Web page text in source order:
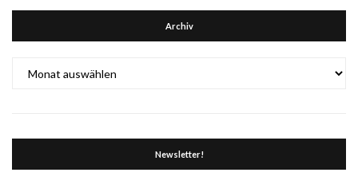
Archiv
Newsletter!